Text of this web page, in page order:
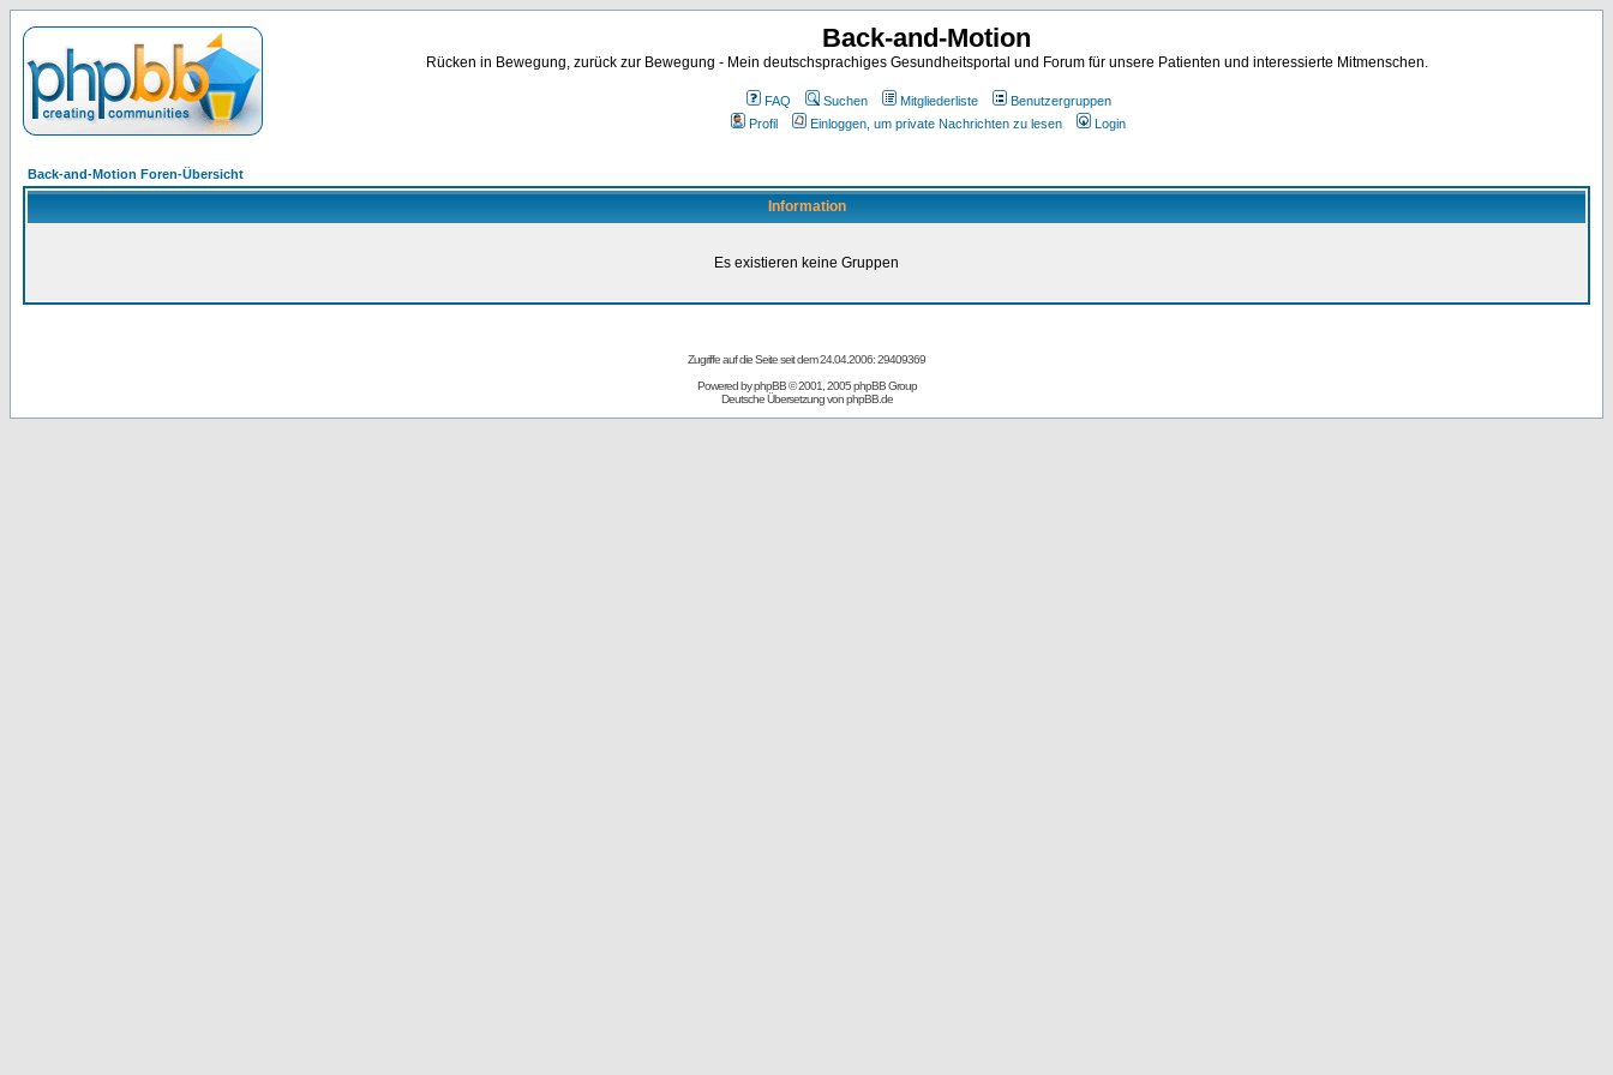
Back-and-Motion
Rücken in Bewegung, zurück zur Bewegung - Mein deutschsprachiges Gesundheitsportal und Forum für unsere Patienten und interessierte Mitmenschen.
FAQ Suchen Mitgliederliste
Benutzergruppen
Profil
Einloggen, um private Nachrichten zu lesen Login
Back-and-Motion Foren-Übersicht
Information
Es existieren keine Gruppen
Zugriffe auf die Seite seit dem 24.04.2006: 29409369
Powered byphpBB© 2001, 2005 phpBB Group
Deutsche Übersetzung vonphpBB.de